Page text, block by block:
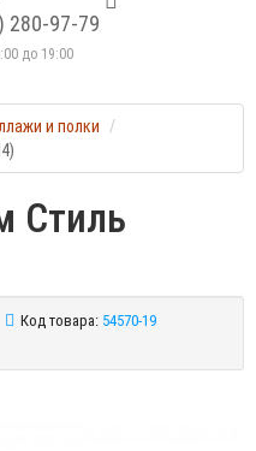
280-97-79
до 19:00
и полки
Стиль
Код товара: 54570-19